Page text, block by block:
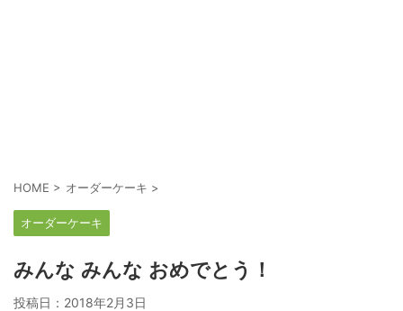
HOME > オーダーケーキ >
オーダーケーキ
みんな みんな おめでとう！
投稿日： 2018年2月3日